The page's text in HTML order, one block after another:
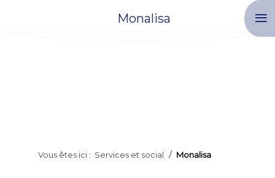
Vous êtes ici : Services et social Monalisa
Monalisa ≡